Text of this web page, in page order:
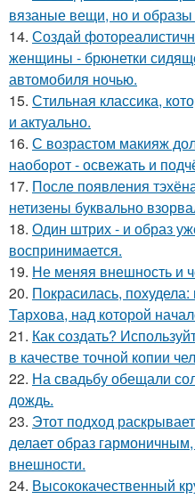
вязаные вещи, но и
14. Создай
женщины - брюнетки
автомобиля ночью.
15. Стильная классика,
и актуально.
16. С возрастом макияж
наоборот - освежать и
17. После появления
нетизены буквально
18. Один штрих - и образ
воспринимается.
19. Не меняя внешность и
20. Покрасилась,
Тархова, над которой
21. Как создать?
в качестве точной копии
22. На свадьбу обещали
дождь.
23. Этот подход
делает образ
внешности.
24. Высококачественный